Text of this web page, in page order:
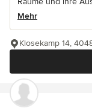
Mehr
Klosekamp 14,